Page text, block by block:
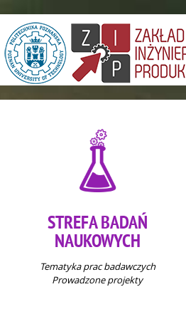
STREFA BADAŃ
NAUKOWYCH
Tematyka prac badawczych
Prowadzone projekty